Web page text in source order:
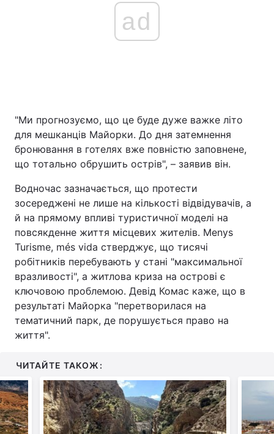
ad
"Ми прогнозуємо, що це буде дуже важке літо
для мешканців Майорки. До дня затемнення
бронювання в готелях вже повністю заповнене,
що тотально обрушить острів", – заявив він.
Водночас зазначається, що протести
зосереджені не лише на кількості відвідувачів, а
й на прямому впливі туристичної моделі на
повсякденне життя місцевих жителів. Menys
Turisme, més vida стверджує, що тисячі
робітників перебувають у стані "максимальної
вразливості", а житлова криза на острові є
ключовою проблемою. Девід Комас каже, що в
результаті Майорка "перетворилася на
тематичний парк, де порушується право на
життя".
ЧИТАЙТЕ ТАКОЖ: